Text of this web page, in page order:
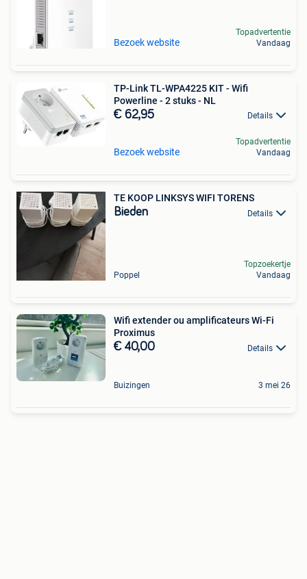
Bezoek website
Topadvertentie
Vandaag
TP-Link TL-WPA4225 KIT - Wifi
Powerline - 2 stuks - NL
€ 62,95 Details
Bezoek website
Topadvertentie
Vandaag
TE KOOP LINKSYS WIFI TORENS
Bieden Details
Poppel
Topzoekertje
Vandaag
Wifi extender ou amplificateurs Wi-Fi
Proximus
€ 40,00 Details
Buizingen 3 mei 26